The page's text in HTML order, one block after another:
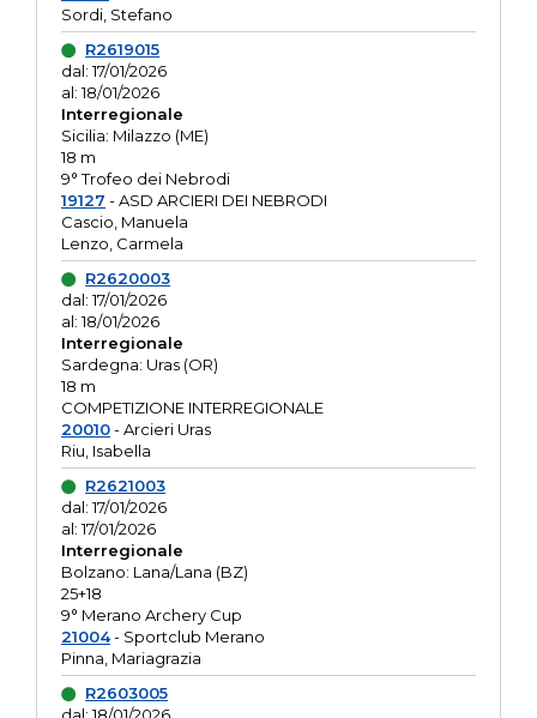
Sordi, Stefano
R2619015
dal: 17/01/2026
al: 18/01/2026
Interregionale
Sicilia: Milazzo (ME)
18 m
9° Trofeo dei Nebrodi
19127 - ASD ARCIERI DEI NEBRODI
Cascio, Manuela
Lenzo, Carmela
R2620003
dal: 17/01/2026
al: 18/01/2026
Interregionale
Sardegna: Uras (OR)
18 m
COMPETIZIONE INTERREGIONALE
20010- Arcieri Uras
Riu, Isabella
R2621003
dal: 17/01/2026
al: 17/01/2026
Interregionale
Bolzano: Lana/Lana (BZ)
25+18
9° Merano Archery Cup
21004- Sportclub Merano
Pinna, Mariagrazia
R2603005